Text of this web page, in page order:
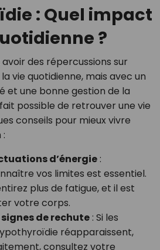
: Quel impact
?
des répercussions sur
vie quotidienne, mais avec un
une bonne gestion de la
possible de retrouver une vie
conseils pour mieux vivre
d’énergie:
vos limites est essentiel.
plus de fatigue, et il est
votre corps.
de rechute: Si les
réapparaissent,
consultez votre